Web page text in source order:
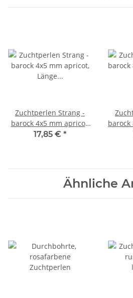
Zuchtperlen Strang -
barock 4x5 mm apricot,
Länge 40,5 cm /7232
17,85 € *
barock
Ähnliche